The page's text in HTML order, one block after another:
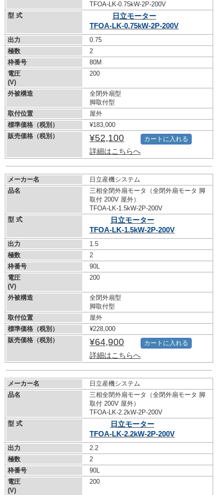
TFOA-LK-0.75kW-2P-200V
型 式
日立モーター
TFOA-LK-0.75kW-2P-200V
出力
0.75
極数
2
枠番号
80M
電圧
(V)
200
外被構造
全閉外扇型
脚取付型
取付位置
屋外
標準価格（税別）
¥183,000
販売価格（税別）
¥52,100
詳細はこちらへ
カートに入れる
メーカー名
日立産機システム
品名
三相全閉外扇モータ（全閉外扇モータ 脚
取付 200V 屋外）
TFOA-LK-1.5kW-2P-200V
型 式
日立モーター
TFOA-LK-1.5kW-2P-200V
出力
1.5
極数
2
枠番号
90L
電圧
(V)
200
外被構造
全閉外扇型
脚取付型
取付位置
屋外
標準価格（税別）
¥228,000
販売価格（税別）
¥64,900
詳細はこちらへ
カートに入れる
メーカー名
日立産機システム
品名
三相全閉外扇モータ（全閉外扇モータ 脚
取付 200V 屋外）
TFOA-LK-2.2kW-2P-200V
型 式
日立モーター
TFOA-LK-2.2kW-2P-200V
出力
2.2
極数
2
枠番号
90L
電圧
(V)
200